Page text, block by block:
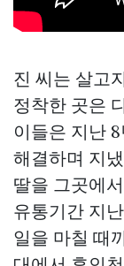
진 씨는 살고
정착한 곳은
이들은 지난
해결하며 지
딸을 그곳에서
유통기간 지
일을 마칠 때